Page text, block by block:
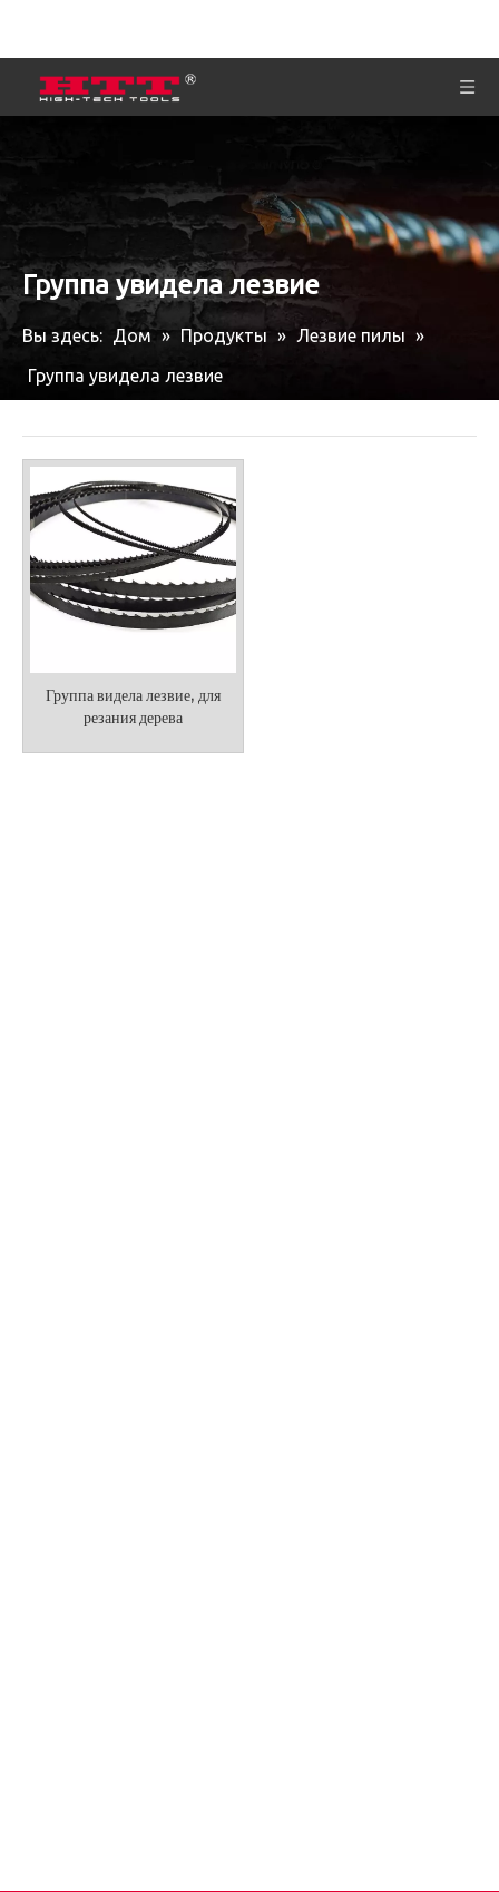
Группа увидела лезвие
Вы здесь: Дом » Продукты » Лезвие пилы »
Группа увидела лезвие
Группа видела лезвие, для
резания дерева